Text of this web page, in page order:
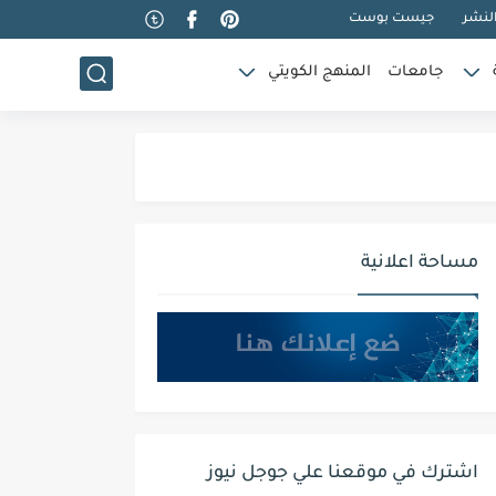
جيست بوست
جامعات المنهج الكويتي
مساحة اعلانية
اشترك في موقعنا علي جوجل نيوز